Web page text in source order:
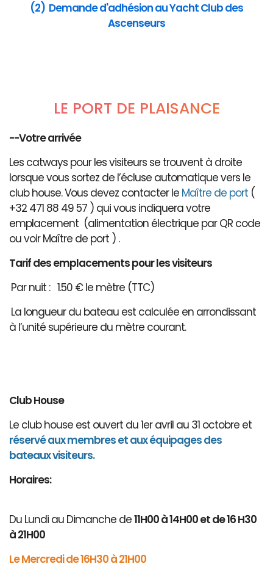
(2) Demande d'adhésion au Yacht Club des
Ascenseurs
LE PORT DE PLAISANCE
--Votre arrivée
Les catways pour les visiteurs se trouvent à droite
lorsque vous sortez de l’écluse automatique vers le
club house. Vous devez contacter le Maître de port (
+32 471 88 49 57 ) qui vous indiquera votre
emplacement (alimentation électrique par QR code
ou voir Maître de port ) .
Tarif des emplacements pour les visiteurs
Par nuit : 1.50 € le mètre (TTC)
La longueur du bateau est calculée en arrondissant
à l’unité supérieure du mètre courant.
Club House
Le club house est ouvert du 1er avril au 31 octobre et
réservé aux membres et aux équipages des
bateaux visiteurs.
Horaires:
Du Lundi au Dimanche de11H00 à 14H00 et de 16 H30
à 21H00
Le Mercredi de 16H30 à 21H00